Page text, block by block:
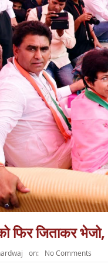
फिर जिताकर भेजो,
on: No Comments